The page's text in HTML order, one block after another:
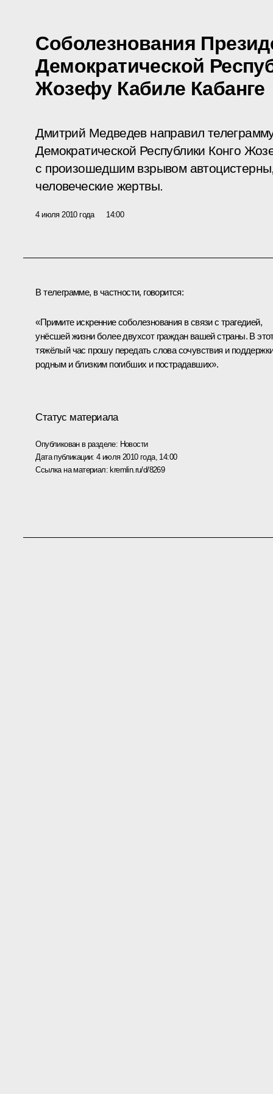
Соболезнования
Демократической
Жозефу Кабиле Кабанге
Дмитрий Медведев направил
Демократической Республики Конго
с произошедшим взрывом
человеческие жертвы.
4 июля 2010 года 14:00
В телеграмме, в частности, говорится:
«Примите искренние соболезнования в связи с трагедией,
унёсшей жизни более двухсот граждан вашей страны. В
тяжёлый час прошу передать слова сочувствия и
родным и близким погибших и пострадавших».
Статус материала
Опубликован в разделе: Новости
Дата публикации:4 июля 2010 года, 14:00
Ссылка на материал: kremlin.ru/d/8269